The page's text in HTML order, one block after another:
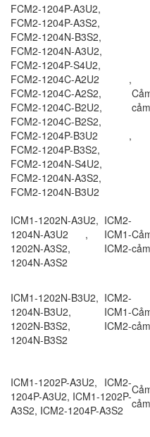
FCM2-1204P-A3U2,
FCM2-1204P-A3S2,
FCM2-1204N-B3S2,
FCM2-1204N-A3U2,
FCM2-1204P-S4U2,
FCM2-1204C-A2U2 ,
FCM2-1204C-A2S2,
FCM2-1204C-B2U2,
FCM2-1204C-B2S2,
FCM2-1204P-B3U2 ,
FCM2-1204P-B3S2,
FCM2-1204N-S4U2,
FCM2-1204N-A3S2,
FCM2-1204N-B3U2
ICM1-1202N-A3U2, ICM2-
1204N-A3U2 , ICM1-
1202N-A3S2, ICM2-
1204N-A3S2
ICM1-1202N-B3U2, ICM2-
1204N-B3U2, ICM1-
1202N-B3S2, ICM2-
1204N-B3S2
ICM1-1202P-A3U2, ICM2-
1204P-A3U2, ICM1-1202P-
A3S2, ICM2-1204P-A3S2